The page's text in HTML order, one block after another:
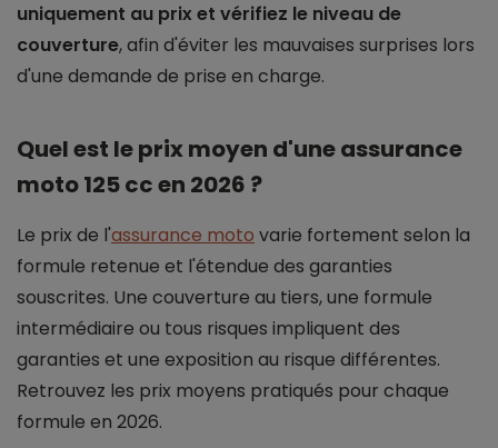
uniquement au prix et vérifiez le niveau de
couverture, afin d'éviter les mauvaises surprises lors
d'une demande de prise en charge.
Quel est le prix moyen d'une assurance
moto 125 cc en 2026 ?
Le prix de l'assurance moto varie fortement selon la
formule retenue et l'étendue des garanties
souscrites. Une couverture au tiers, une formule
intermédiaire ou tous risques impliquent des
garanties et une exposition au risque différentes.
Retrouvez les prix moyens pratiqués pour chaque
formule en 2026.